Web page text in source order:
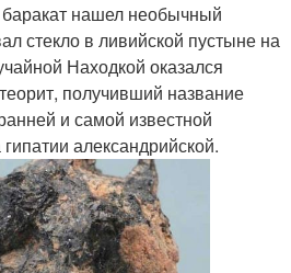
баракат нашел необычный
стекло в ливийской пустыне на
Находкой оказался
получивший название
и самой известной
александрийской.